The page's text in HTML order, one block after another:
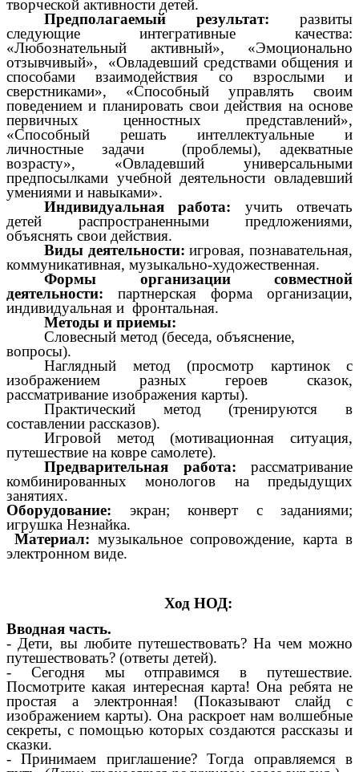
творческой активности детей.
Предполагаемый результат: развиты
следующие интегративные качества:
«Любознательный активный», «Эмоционально
отзывчивый», «Овладевший средствами общения и
способами взаимодействия со взрослыми и
сверстниками», «Способный управлять своим
поведением и планировать свои действия на основе
первичных ценностных представлений»,
«Способный решать интеллектуальные и
личностные задачи (проблемы), адекватные
возрасту», «Овладевший универсальными
предпосылками учебной деятельности овладевший
умениями и навыками».
Индивидуальная работа: учить отвечать
детей распространенными предложениями,
объяснять свои действия.
Виды деятельности: игровая, познавательная,
коммуникативная, музыкально-художественная.
Формы организации совместной
деятельности: партнерская форма организации,
индивидуальная и фронтальная.
Методы и приемы:
Словесный метод (беседа, объяснение,
вопросы).
Наглядный метод (просмотр картинок с
изображением разных героев сказок,
рассматривание изображения карты).
Практический метод (тренируются в
составлении рассказов).
Игровой метод (мотивационная ситуация,
путешествие на ковре самолете).
Предварительная работа: рассматривание
комбинированных монологов на предыдущих
занятиях.
Оборудование: экран; конверт с заданиями;
игрушка Незнайка.
Материал: музыкальное сопровождение, карта в
электронном виде.
Ход НОД:
Вводная часть.
- Дети, вы любите путешествовать? На чем можно
путешествовать? (ответы детей).
- Сегодня мы отправимся в путешествие.
Посмотрите какая интересная карта! Она ребята не
простая а электронная! (Показывают слайд с
изображением карты). Она раскроет нам волшебные
секреты, с помощью которых создаются рассказы и
сказки.
- Принимаем приглашение? Тогда оправляемся в